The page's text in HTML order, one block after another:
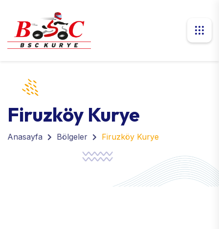
Firuzköy Kurye
Anasayfa Bölgeler Firuzköy Kurye